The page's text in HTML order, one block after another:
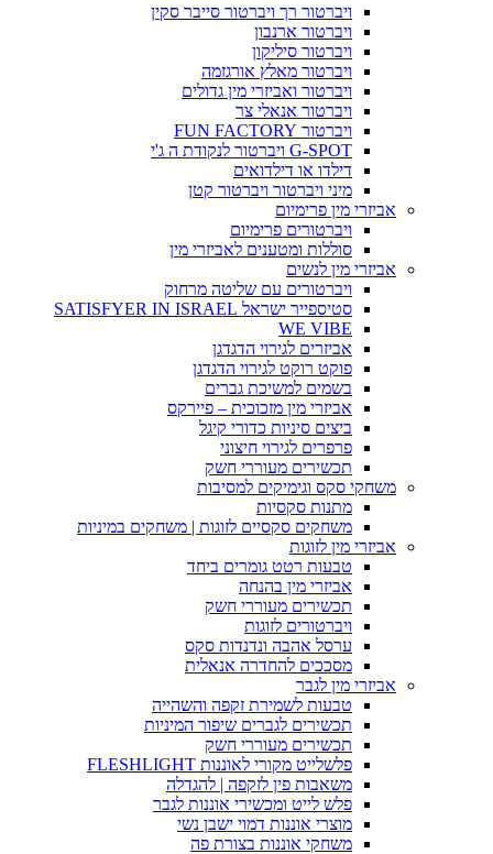
ויברטור רך ויברטור סייבר סקין
ויברטור ארנבון
ויברטור סיליקון
ויברטור מאלץ אורגזמה
ויברטור ואביזרי מין גדולים
ויברטור אנאלי צר
ויברטור FUN FACTORY
G-SPOT ויברטור לנקודת ה ג'י
דילדו או דילדואים
מיני ויברטור ויברטור קטן
אביזרי מין פרימיום
ויברטורים פרימיום
סוללות ומטענים לאביזרי מין
אביזרי מין לנשים
ויברטורים עם שליטה מרחוק
סטיספייר ישראל SATISFYER IN ISRAEL
WE VIBE
אביזרים לגירוי הדגדגן
פוקט רוקט לגירוי הדגדגן
בשמים למשיכת גברים
אביזרי מין מזכוכית – פיירקס
ביצים סיניות כדורי קיגל
פרפרים לגירוי חיצוני
תכשירים מעוררי חשק
משחקי סקס וגימיקים למסיבות
מתנות סקסיות
משחקים סקסיים לזוגות | משחקים במיניות
אביזרי מין לזוגות
טבעות רטט גומרים ביחד
אביזרי מין בהנחה
תכשירים מעוררי חשק
ויברטורים לזוגות
ערסל אהבה ונדנדות סקס
מסככים להחדרה אנאלית
אביזרי מין לגבר
טבעות לשמירת זקפה והשהייה
תכשירים לגברים שיפור המיניות
תכשירים מעוררי חשק
פלשלייט מקורי לאוננות FLESHLIGHT
משאבות פין לזקפה | להגדלה
פלש לייט ומכשירי אוננות לגבר
מוצרי אוננות דמוי ישבן נשי
משחקי אוננות בצורת פה